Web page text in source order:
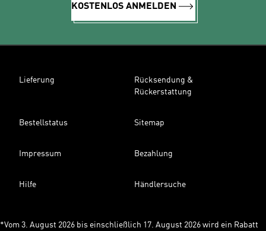
KOSTENLOS ANMELDEN
Lieferung
Rücksendung &
Rückerstattung
Bestellstatus Sitemap
Impressum Bezahlung
Hilfe Händlersuche
*Vom 3. August 2026 bis einschließlich 17. August 2026 wird ein Rabatt